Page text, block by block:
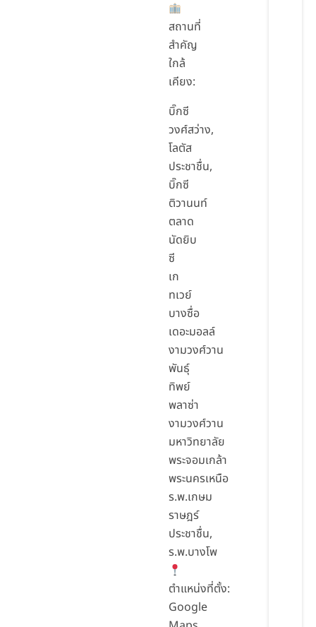
สถานที่
สำคัญ
ใกล้
เคียง:
บิ๊กซี
วงศ์สว่าง,
โลตัส
ประชาชื่น,
บิ๊กซี
ติวานนท์
ตลาด
นัดยิบ
ซี
เก
ทเวย์
บางซื่อ
เดอะมอลล์
งามวงศ์วาน
พันธุ์
ทิพย์
พลาซ่า
งามวงศ์วาน
มหาวิทยาลัย
พระจอมเกล้า
พระนครเหนือ
ร.พ.เกษม
ราษฎร์
ประชาชื่น,
ร.พ.บางโพ
ตำแหน่งที่ตั้ง:
Google